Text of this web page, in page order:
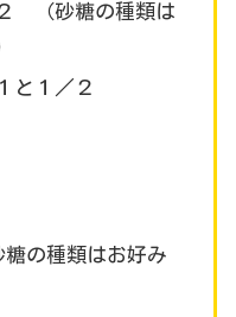
（砂糖の種類は
１／２
の種類はお好み